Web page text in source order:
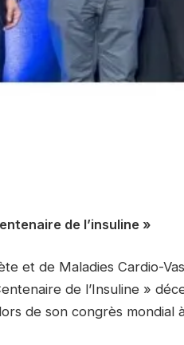
de l’insuline »
et de Maladies Cardio-
de l’Insuline »
de son congrès mondial